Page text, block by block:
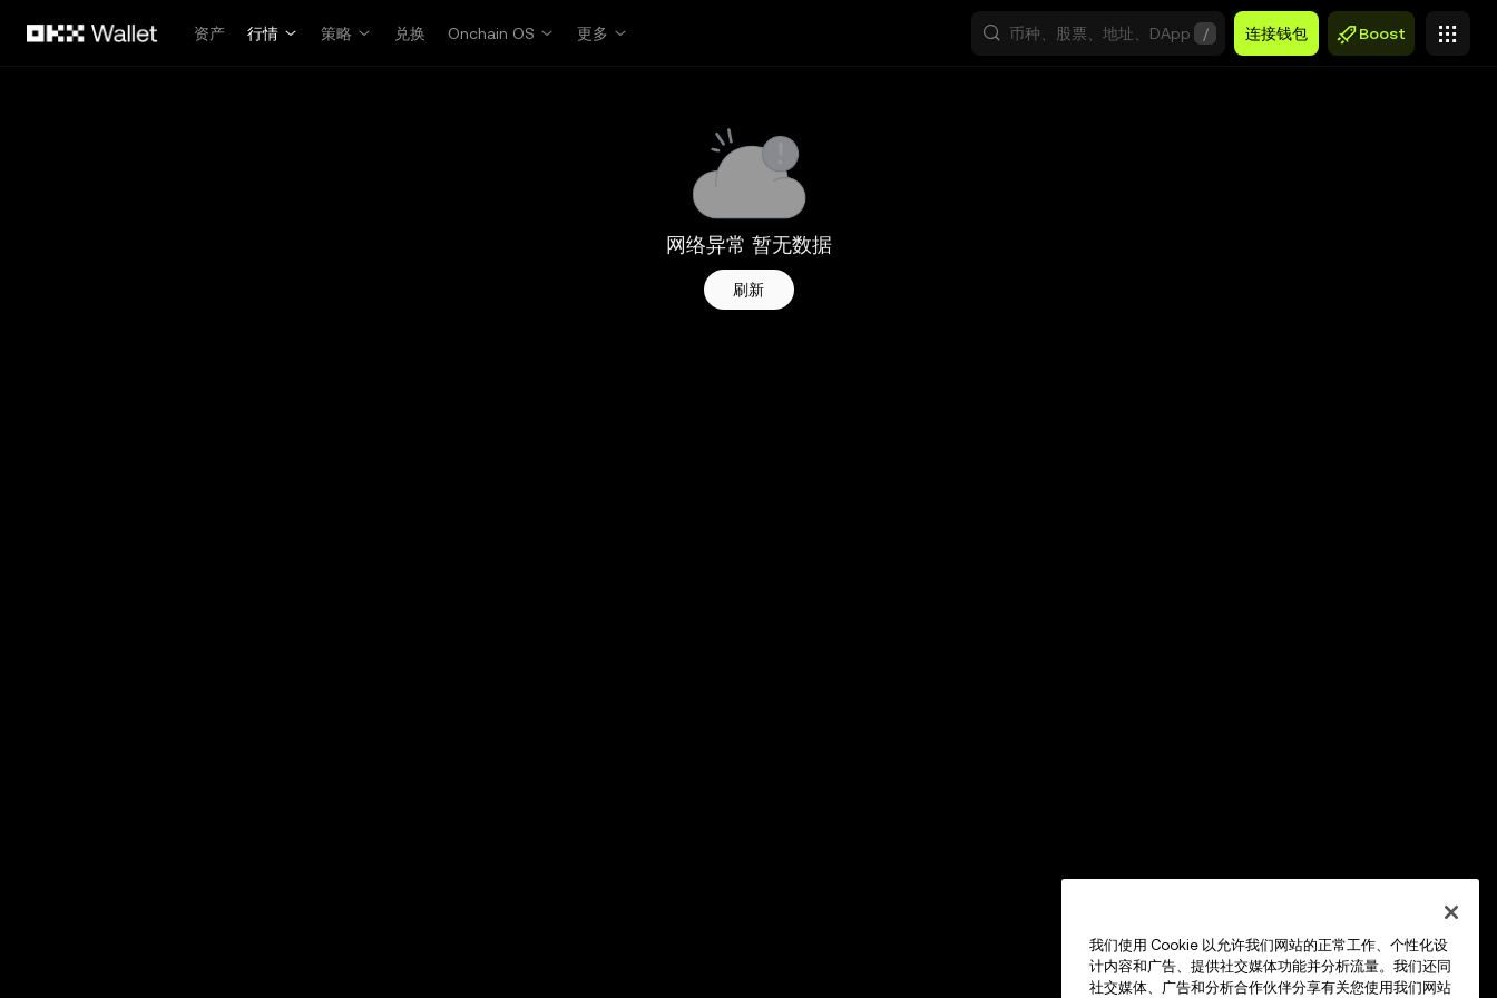
资产
行情 策略 兑换 Onchain OS 更多 / 连接钱包 Boost
网络异常 暂无数据
刷新
我们使用 Cookie 以允许我们网站的正常工作、个性化设
计内容和广告、提供社交媒体功能并分析流量。我们还同
社交媒体、广告和分析合作伙伴分享有关您使用我们网站